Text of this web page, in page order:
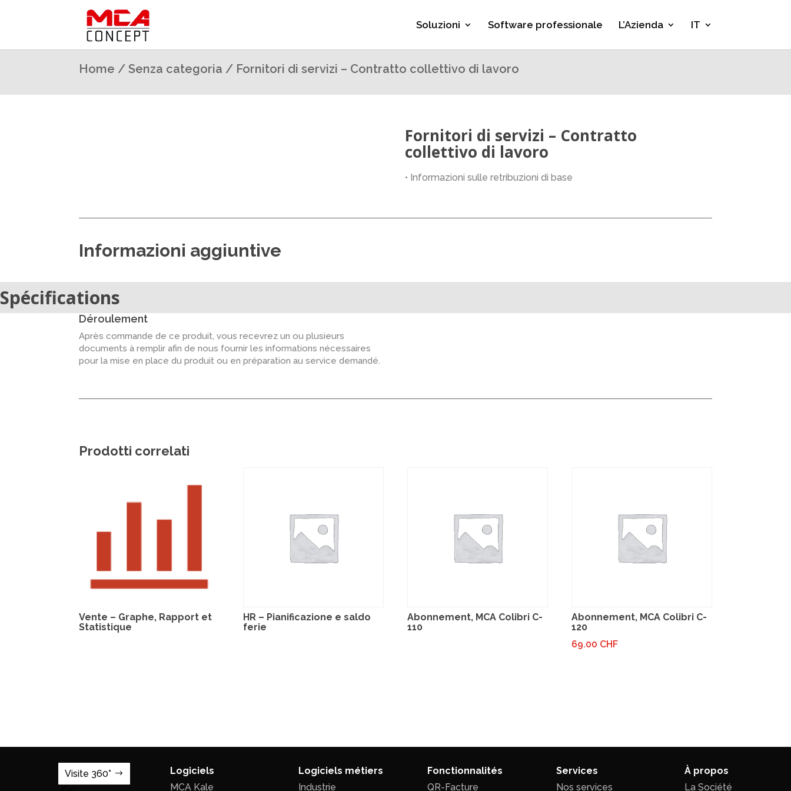
Soluzioni Software professionale L’Azienda IT
Home /Senza categoria / Fornitori di servizi – Contratto collettivo di lavoro
Fornitori di servizi – Contratto
collettivo di lavoro
• Informazioni sulle retribuzioni di base
Informazioni aggiuntive
Spécifications
Déroulement
Après commande de ce produit, vous recevrez un ou plusieurs
documents à remplir afin de nous fournir les informations nécessaires
pour la mise en place du produit ou en préparation au service demandé.
Prodotti correlati
Vente – Graphe, Rapport et
Statistique
HR – Pianificazione e saldo
ferie
Abonnement, MCA Colibri C-
110
Abonnement, MCA Colibri C-
120
69.00 CHF
Visite 360°
Logiciels
MCA Kale
Logiciels métiers
Industrie
Fonctionnalités
QR-Facture
Services
Nos services
À propos
La Société